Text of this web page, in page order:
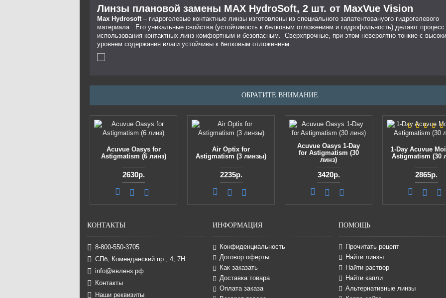
Линзы плановой замены MAX HydroSoft, 2 шт. от MaxVue Vision
Max Hydrosoft– гидрогелевые контактные линзы изготовлены из специального запатентованyого гидрогелевого
материала . Его уникальные свойства (устойчивость к белковым отложениям и гидрофильность) делают процесс
использования контактных линз комфортным и безопасным. Сверхпрочные, при этом невероятно тонкие с
уровнем содержания влаги устойчивы к белковым отложениям.
ОБРАТИТЕ ВНИМАНИЕ
Acuvue Oasys for
Astigmatism (6 линз)
2630р.
Air Optix for
Astigmatism (3 линзы)
2235р.
Acuvue Oasys 1-Day
for Astigmatism (30
линз)
3420р.
1-Day Acuvue
Astigmatism (30
2865р.
КОНТАКТЫ
8-800-550-3705
СПб, Коменданский пр., 4, 7Н
info@ввленз.рф
Контакты
Наши реквизиты
ИНФОРМАЦИЯ
Конфиденциальность
Договор оферты
Как заказать
Доставка товара
Оплата заказа
ПОМОЩЬ
Прочитать рецепт
Найти линзы
Найти раствор
Найти капли
Альтернативные линзы